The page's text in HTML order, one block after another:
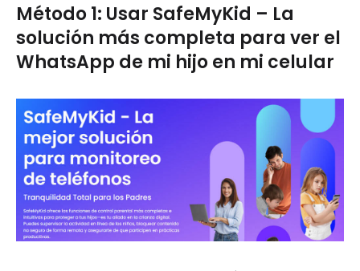
Método 1: Usar SafeMyKid – La
solución más completa para ver el
WhatsApp de mi hijo en mi celular